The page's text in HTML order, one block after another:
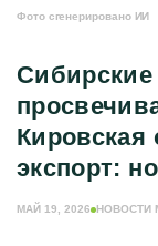
Фото сгенерировано ИИ
Кировская
экспорт:
МАЙ 19, 2026 НОВОСТИ